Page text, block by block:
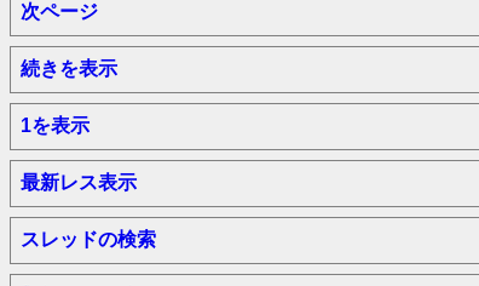
次ページ
続きを表示
1を表示
最新レス表示
スレッドの検索